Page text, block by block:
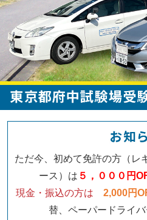
ただ今、初めて免許の方（レ
ース）は ５，０００円
現金・振込の方は 2,000円
替、ペーパードライバ